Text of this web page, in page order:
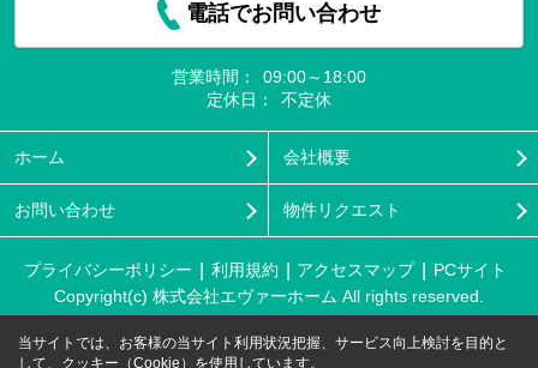
電話でお問い合わせ
営業時間：
09:00～18:00
定休日：
不定休
ホーム 会社概要
お問い合わせ 物件リクエスト
プライバシーポリシー 利用規約 アクセスマップ
PCサイト
Copyright(c) 株式会社エヴァーホーム All rights reserved.
当サイトでは、お客様の当サイト利用状況把握、サービス向上検討を目的と
して、クッキー（Cookie）を使用しています。